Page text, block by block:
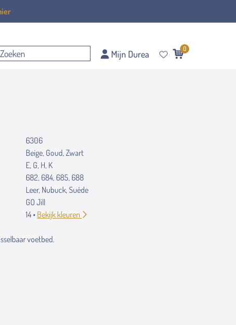
Mijn Durea 0
6306
Beige, Goud, Zwart
E, G, H, K
682, 684, 685, 688
Leer, Nubuck, Suède
GO Jill
14 • Bekijk kleuren
voetbed.